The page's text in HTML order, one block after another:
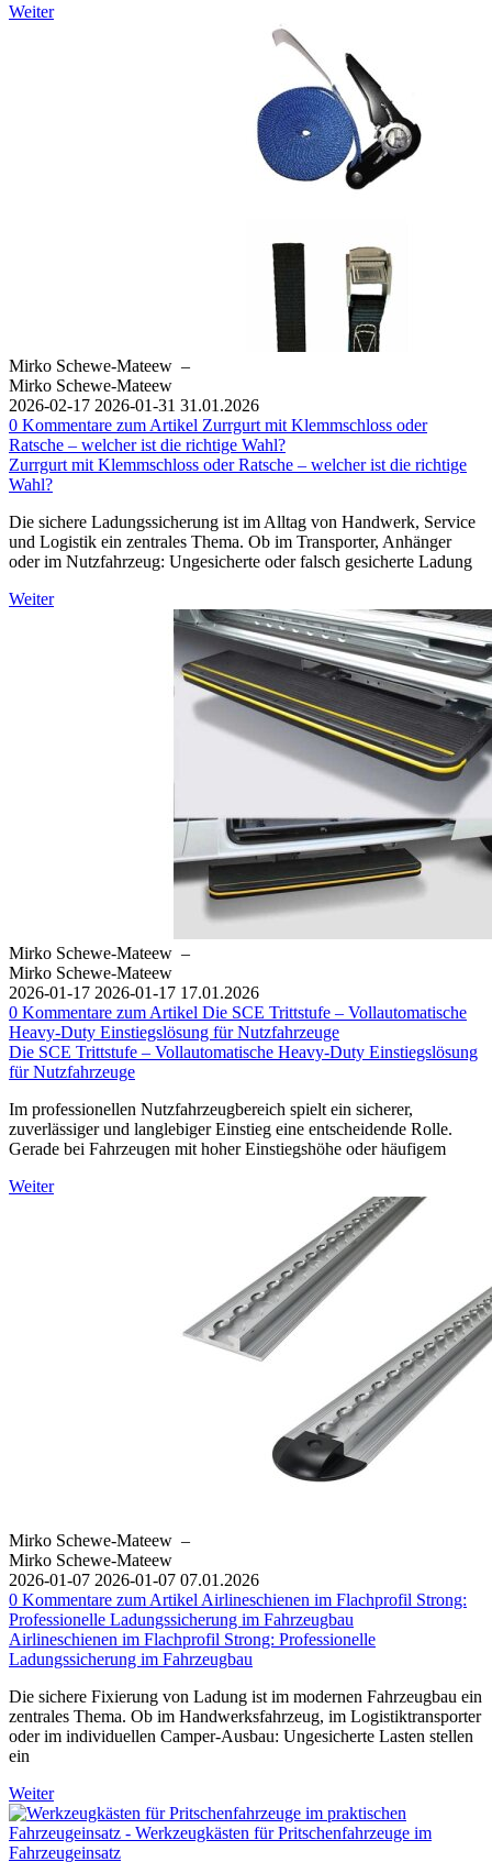
Weiter
Mirko Schewe-Mateew –
Mirko Schewe-Mateew
2026-02-17 2026-01-31 31.01.2026
0 Kommentare zum Artikel Zurrgurt mit Klemmschloss oder
Ratsche – welcher ist die richtige Wahl?
Zurrgurt mit Klemmschloss oder Ratsche – welcher ist die richtige
Wahl?
Die sichere Ladungssicherung ist im Alltag von Handwerk, Service
und Logistik ein zentrales Thema. Ob im Transporter, Anhänger
oder im Nutzfahrzeug: Ungesicherte oder falsch gesicherte Ladung
Weiter
Mirko Schewe-Mateew –
Mirko Schewe-Mateew
2026-01-17 2026-01-17 17.01.2026
0 Kommentare zum Artikel Die SCE Trittstufe – Vollautomatische
Heavy-Duty Einstiegslösung für Nutzfahrzeuge
Die SCE Trittstufe – Vollautomatische Heavy-Duty Einstiegslösung
für Nutzfahrzeuge
Im professionellen Nutzfahrzeugbereich spielt ein sicherer,
zuverlässiger und langlebiger Einstieg eine entscheidende Rolle.
Gerade bei Fahrzeugen mit hoher Einstiegshöhe oder häufigem
Weiter
Mirko Schewe-Mateew –
Mirko Schewe-Mateew
2026-01-07 2026-01-07 07.01.2026
0 Kommentare zum Artikel Airlineschienen im Flachprofil Strong:
Professionelle Ladungssicherung im Fahrzeugbau
Airlineschienen im Flachprofil Strong: Professionelle
Ladungssicherung im Fahrzeugbau
Die sichere Fixierung von Ladung ist im modernen Fahrzeugbau ein
zentrales Thema. Ob im Handwerksfahrzeug, im Logistiktransporter
oder im individuellen Camper-Ausbau: Ungesicherte Lasten stellen
ein
Weiter